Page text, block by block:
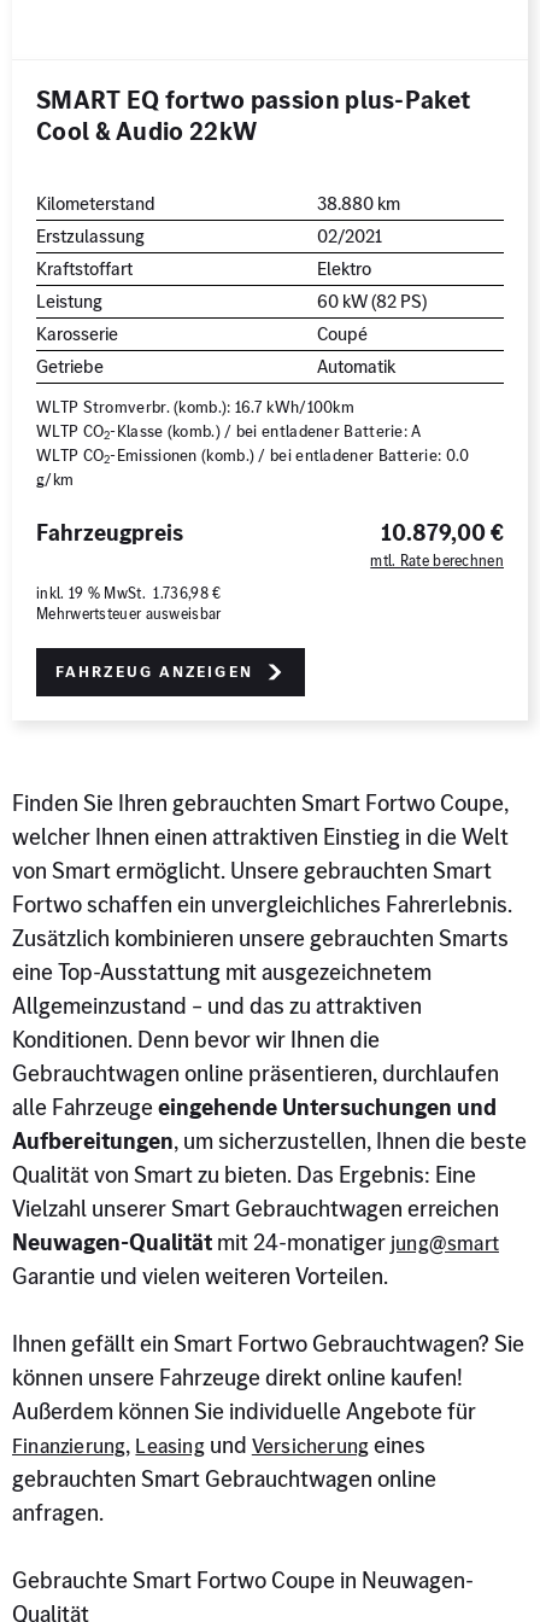
ALLE
Erstzulassung
2008 2026
Kilometer
0 km
250.000
Reichweite (elektrisch)
1.000 km
MwSt. ausweisbar
SMART EQ fortwo passion plus-Paket
Cool & Audio 22kW
Kilometerstand
38.880 km
Erstzulassung
02/2021
Kraftstoffart
Elektro
Leistung
60 kW (82 PS)
Karosserie
Coupé
Getriebe
Automatik
WLTP Stromverbr. (komb.): 16.7 kWh/100km
WLTP CO2-Klasse (komb.) / bei entladener Batterie: A
WLTP CO2-Emissionen (komb.) / bei entladener Batterie: 0.0
g/km
10.879,00 €
mtl. Rate berechnen
Fahrzeugpreis
inkl. 19 % MwSt. 1.736,98 €
Mehrwertsteuer ausweisbar
Fahrzeug anzeigen
Finden Sie Ihren gebrauchten Smart Fortwo Coupe,
welcher Ihnen einen attraktiven Einstieg in die Welt
von Smart ermöglicht. Unsere gebrauchten Smart
Fortwo schaffenein unvergleichliches Fahrerlebnis.
Zusätzlich kombinieren unsere gebrauchten Smarts
eine Top-Ausstattung mit ausgezeichnetem
Allgemeinzustand – und das zu attraktiven
Konditionen. Denn bevor wir Ihnen die
Gebrauchtwagen online präsentieren, durchlaufen
alle Fahrzeugeeingehende Untersuchungen und
Aufbereitungen, um sicherzustellen, Ihnen die beste
Qualität von Smart zu bieten. Das Ergebnis: Eine
Vielzahl unserer Smart Gebrauchtwagen erreichen
Neuwagen-Qualitätmit 24-monatiger jung@smart
Garantie und vielen weiteren Vorteilen.
Ihnen gefällt ein Smart Fortwo Gebrauchtwagen? Sie
können unsere Fahrzeuge direkt online kaufen!
Außerdem können Sie individuelle Angebote für
Finanzierung, Leasingund Versicherungeines
gebrauchten Smart Gebrauchtwagen online
anfragen.
Gebrauchte Smart Fortwo Coupe in Neuwagen-
Qualität